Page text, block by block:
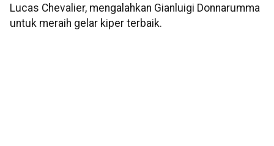
Lucas Chevalier, mengalahkan Gianluigi Donnarumma
untuk meraih gelar kiper terbaik.